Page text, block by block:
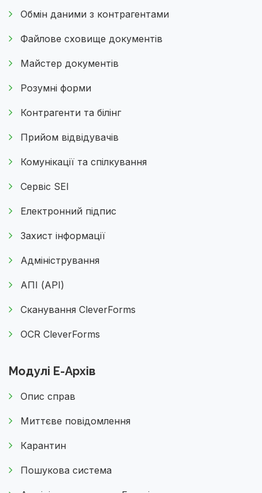
Обмін даними з контрагентами
Файлове сховище документів
Майстер документів
Розумні форми
Контрагенти та білінг
Прийом відвідувачів
Комунікації та спілкування
Сервіс SEI
Електронний підпис
Захист інформації
Адміністрування
АПІ (API)
Сканування CleverForms
OCR CleverForms
Модулі Е-Архів
Опис справ
Миттєве повідомлення
Карантин
Пошукова система